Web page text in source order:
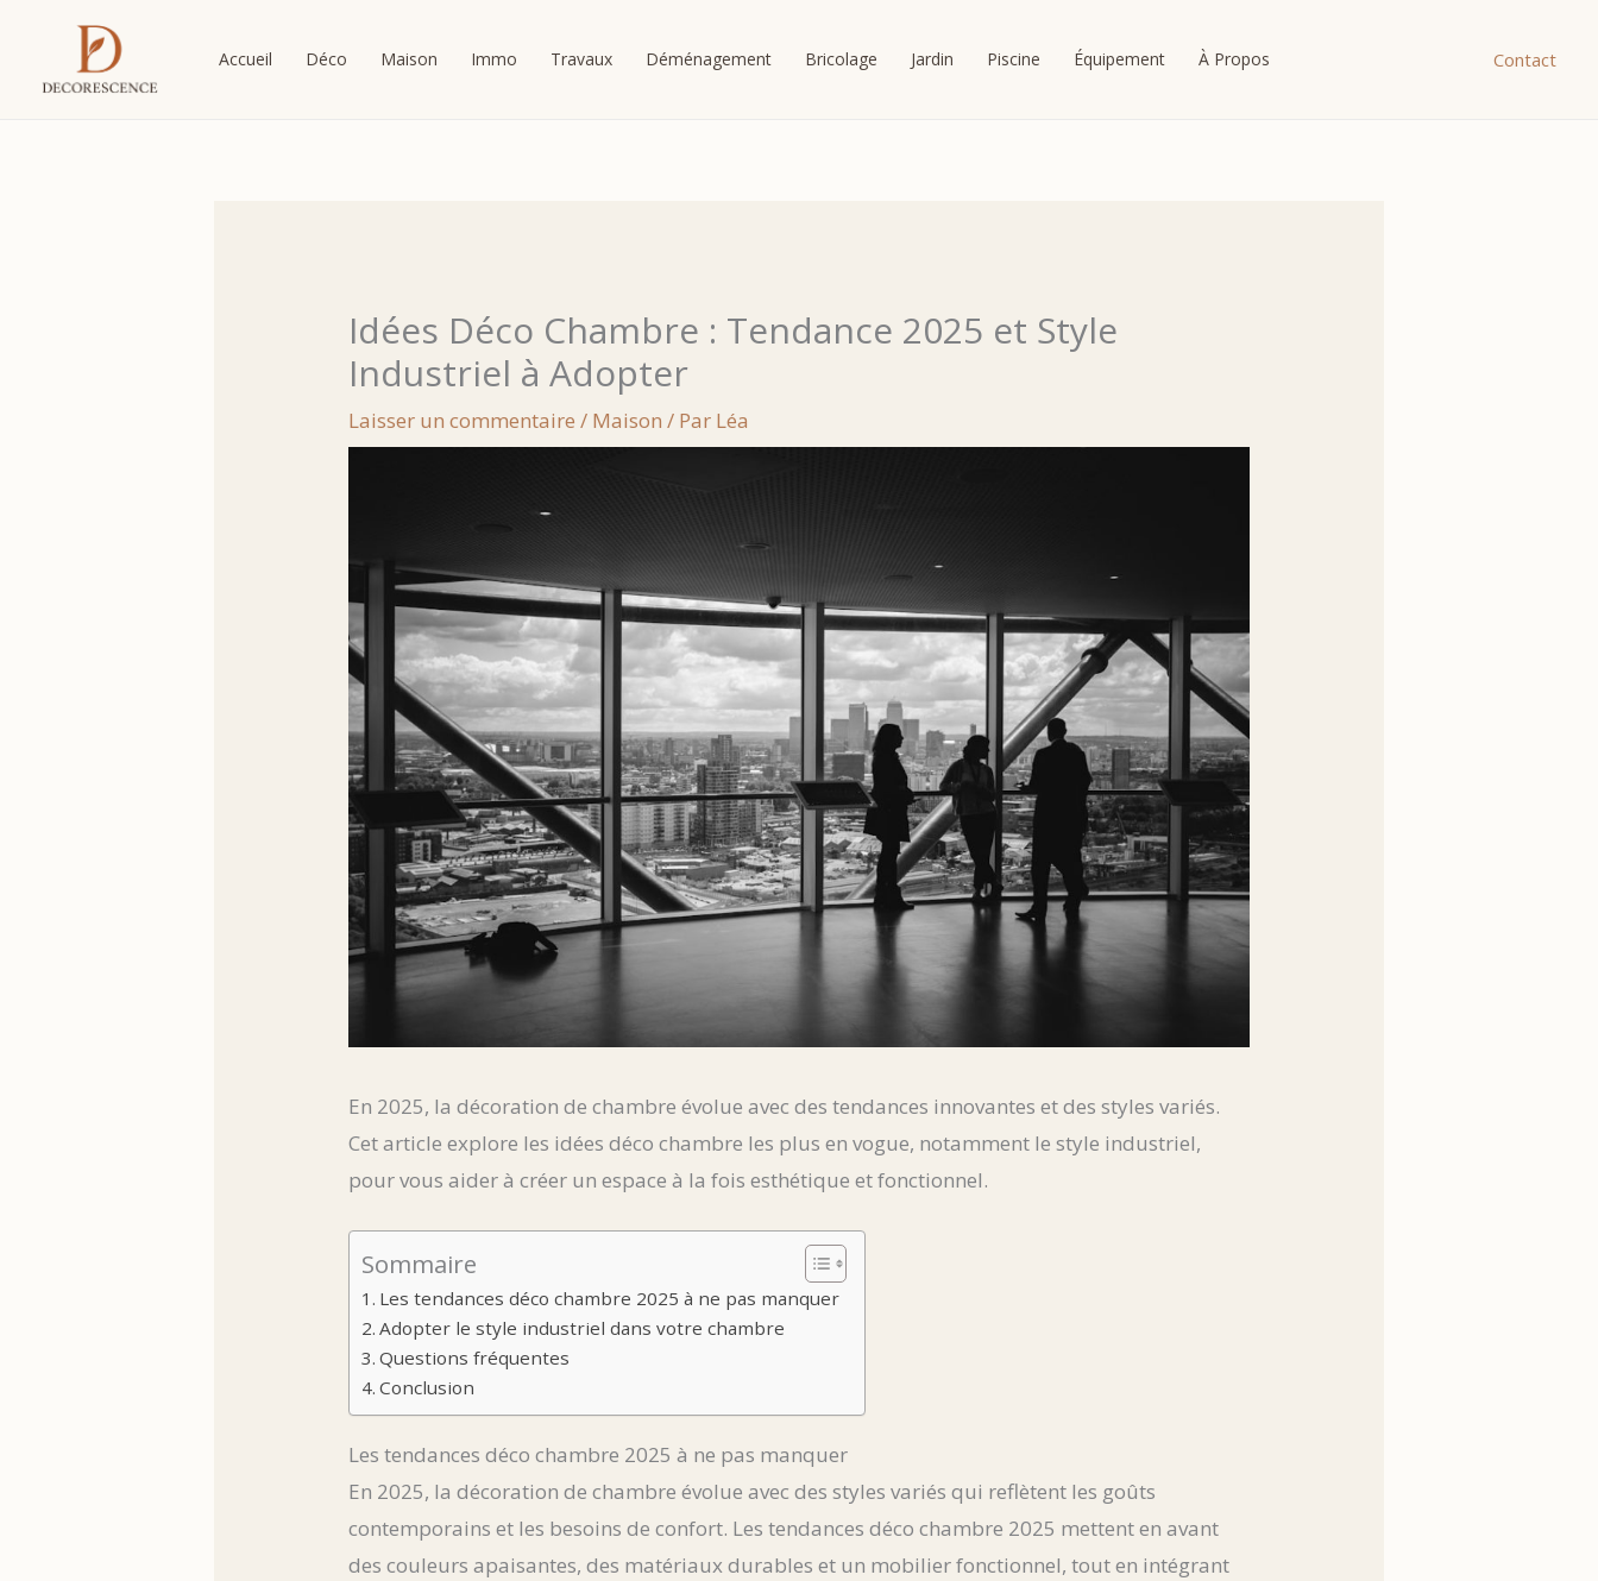
contenu
Accueil Déco Maison Immo Travaux Déménagement Bricolage Jardin Piscine Équipement À Propos Contact
Idées Déco Chambre : Tendance 2025 et Style
Industriel à Adopter
Laisser un commentaire / Maison / Par Léa
En 2025, la décoration de chambre évolue avec des tendances innovantes et des styles variés.
Cet article explore les idées déco chambre les plus en vogue, notamment le style industriel,
pour vous aider à créer un espace à la fois esthétique et fonctionnel.
Sommaire
Les tendances déco chambre 2025 à ne pas manquer
Adopter le style industriel dans votre chambre
Questions fréquentes
Conclusion
Les tendances déco chambre 2025 à ne pas manquer
En 2025, la décoration de chambre évolue avec des styles variés qui reflètent les goûts
contemporains et les besoins de confort. Les tendances déco chambre 2025 mettent en avant
des couleurs apaisantes, des matériaux durables et un mobilier fonctionnel, tout en intégrant